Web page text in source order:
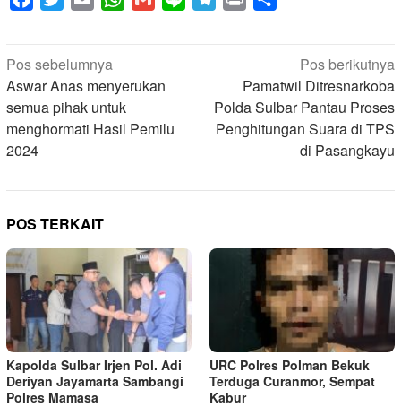
Navigasi
pos
Pos sebelumnya
Aswar Anas menyerukan
semua pihak untuk
menghormati Hasil Pemilu
2024
Pos berikutnya
Pamatwil Ditresnarkoba
Polda Sulbar Pantau Proses
Penghitungan Suara di TPS
di Pasangkayu
POS TERKAIT
Kapolda Sulbar Irjen Pol. Adi
Deriyan Jayamarta Sambangi
Polres Mamasa
URC Polres Polman Bekuk
Terduga Curanmor, Sempat
Kabur